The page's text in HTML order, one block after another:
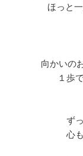
ほっと
向かいの
１歩
ず
心